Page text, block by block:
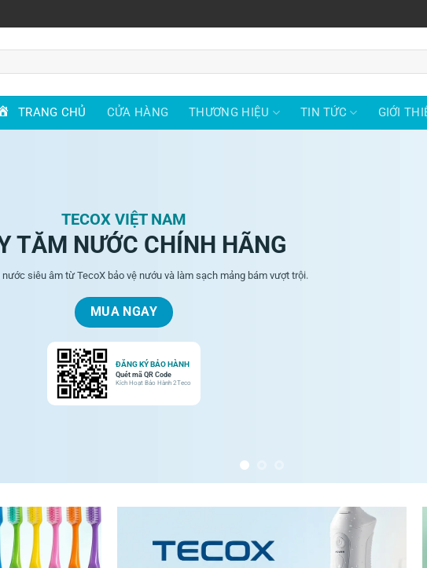
TRANG CHỦ CỬA HÀNG THƯƠNG HIỆU TIN TỨC GIỚI
TECOX VIỆT NAM
TĂM NƯỚC CHÍNH HÃNG
nước siêu âm từ TecoX bảo vệ nướu và làm sạch mảng bám vượt trội.
MUA NGAY
ĐĂNG KÝ BẢO HÀNH
Quét mã QR Code
Kích Hoạt Bảo Hành 2Teco